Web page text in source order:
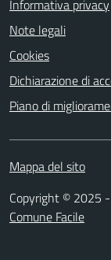
Informativa privacy
Note legali
Cookies
Dichiarazione di
Piano di
Mappa del sito
Copyright © 2025
Comune Facile